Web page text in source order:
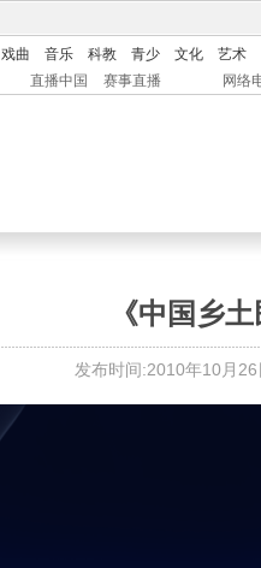
戏曲 音乐 科教 青少 文化
艺术
直播中国 赛事直播 网络
《中国乡
发布时间:2010年10月